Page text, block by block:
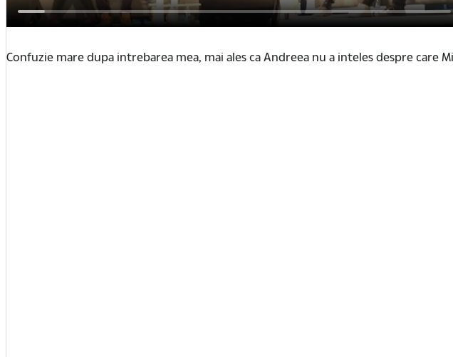
Confuzie mare dupa intrebarea mea, mai ales ca Andreea nu a inteles despre care